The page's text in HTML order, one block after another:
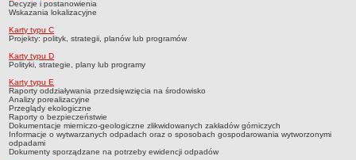
STAROSTWO POWIATOWE
Wydziały
Samodzielne stanowiska pracy
Regulamin organizacyjny
Praca w urzędzie
Praca w urzędzie - archiwum
Adres i godziny pracy
Elektroniczna Skrzynka Podawcza
Decyzje i postanowienia
Wskazania lokalizacyjne
Karty typu C
Projekty: polityk, strategii, planów lub programów
Karty typu D
Polityki, strategie, plany lub programy
Karty typu E
Raporty oddziaływania przedsięwzięcia na środowisko
Analizy porealizacyjne
Przeglądy ekologiczne
Raporty o bezpieczeństwie
Dokumentacje mierniczo-geologiczne zlikwidowanych zakładów górniczych
Informacje o wytwarzanych odpadach oraz o sposobach gospodarowania wytworzonymi
odpadami
Dokumenty sporządzane na potrzeby ewidencji odpadów